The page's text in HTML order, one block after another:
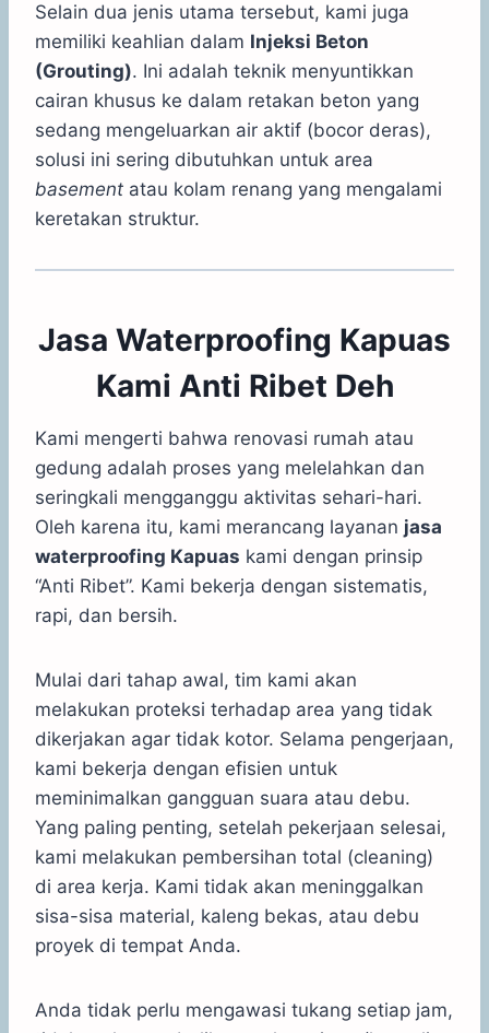
Selain dua jenis utama tersebut, kami juga
memiliki keahlian dalam Injeksi Beton
(Grouting). Ini adalah teknik menyuntikkan
cairan khusus ke dalam retakan beton yang
sedang mengeluarkan air aktif (bocor deras),
solusi ini sering dibutuhkan untuk area
basement atau kolam renang yang mengalami
keretakan struktur.
Jasa Waterproofing Kapuas
Kami Anti Ribet Deh
Kami mengerti bahwa renovasi rumah atau
gedung adalah proses yang melelahkan dan
seringkali mengganggu aktivitas sehari-hari.
Oleh karena itu, kami merancang layanan jasa
waterproofing Kapuas kami dengan prinsip
“Anti Ribet”. Kami bekerja dengan sistematis,
rapi, dan bersih.
Mulai dari tahap awal, tim kami akan
melakukan proteksi terhadap area yang tidak
dikerjakan agar tidak kotor. Selama pengerjaan,
kami bekerja dengan efisien untuk
meminimalkan gangguan suara atau debu.
Yang paling penting, setelah pekerjaan selesai,
kami melakukan pembersihan total (cleaning)
di area kerja. Kami tidak akan meninggalkan
sisa-sisa material, kaleng bekas, atau debu
proyek di tempat Anda.
Anda tidak perlu mengawasi tukang setiap jam,